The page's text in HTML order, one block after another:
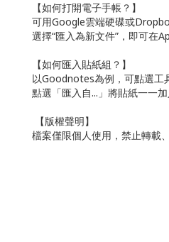
【如何打開電子手帳？】
可用Google雲端硬碟或
選擇“匯入為新文件”，即可在
【如何匯入貼紙組？】
以Goodnotes為例，可點選工
點選「匯入自...」將貼紙一一
【版權聲明】
檔案僅限個人使用，禁止轉載